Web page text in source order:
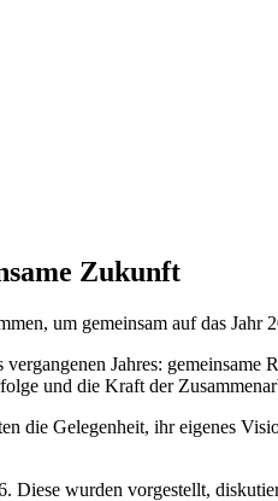
Zukunft
um gemeinsam auf das
Jahres:
und die Kraft der
die Gelegenheit, ihr eigenes
wurden vorgestellt,